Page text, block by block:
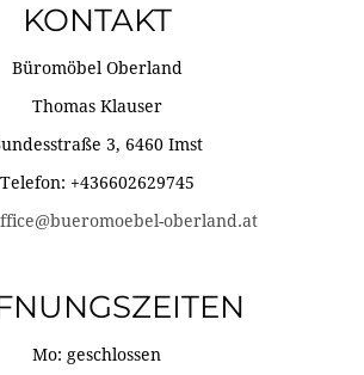
KONTAKT
Büromöbel Oberland
Thomas Klauser
3, 6460 Imst
Telefon: +436602629745
oberland.at
Mo: geschlossen